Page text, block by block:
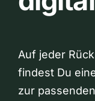
Auf jeder
findest Du
zur